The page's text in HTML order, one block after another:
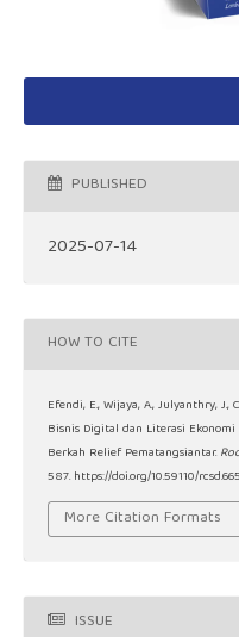
PUBLISHED
2025-07-14
HOW TO CITE
Efendi, E., Wijaya, A., Julyanthry, J.,
Bisnis Digital dan Literasi
Berkah Relief Pematangsiantar.
587. https://doi.org/10.59110/rcsd.665
More Citation Formats
ISSUE